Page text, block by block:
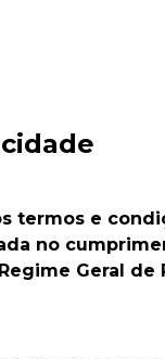
termos e
no
Geral de